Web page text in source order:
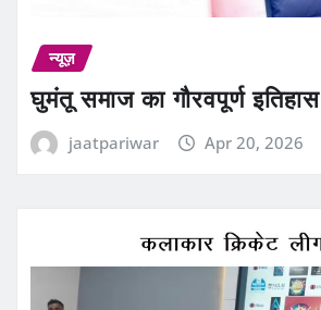
न्यूज़
घुमंतू समाज का गौरवपूर्ण इतिहास
jaatpariwar Apr 20, 2026